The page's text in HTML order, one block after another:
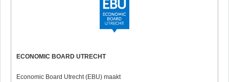
ECONOMIC BOARD UTRECHT
Economic Board Utrecht (EBU) maakt